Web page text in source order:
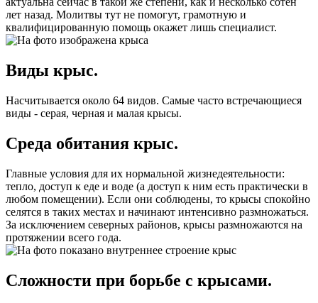
лет назад. Молитвы тут не помогут, грамотную и
квалифицированную помощь окажет лишь специалист.
Виды крыс.
Насчитывается около 64 видов. Самые часто встречающиеся
виды - серая, черная и малая крысы.
Среда обитания крыс.
Главные условия для их нормальной жизнедеятельности:
тепло, доступ к еде и воде (а доступ к ним есть практически в
любом помещении). Если они соблюдены, то крысы спокойно
селятся в таких местах и начинают интенсивно размножаться.
За исключением северных районов, крысы размножаются на
протяжении всего года.
Сложности при борьбе с крысами.